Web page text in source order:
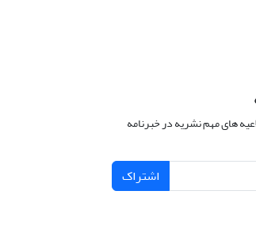
های مهم نشریه در خبرنامه
اشتراک